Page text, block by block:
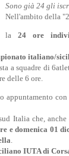
Sono già 24 gli
Nell'ambito della
la 24 ore
italiano/
a squadre di
delle 6 ore.
con
Italia che, anche
e domenica 01
.
IUTA di